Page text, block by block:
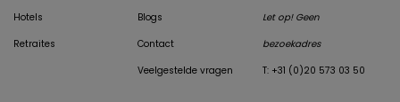
Hotels
Retraites
Blogs
Contact
Veelgestelde vragen
Let op! Geen
bezoekadres
T: +31 (0)20 573 03 50